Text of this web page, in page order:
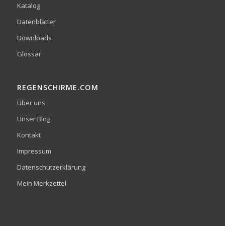
Katalog
Datenblätter
Downloads
Glossar
REGENSCHIRME.COM
Über uns
Unser Blog
Kontakt
Impressum
Datenschutzerklärung
Mein Merkzettel